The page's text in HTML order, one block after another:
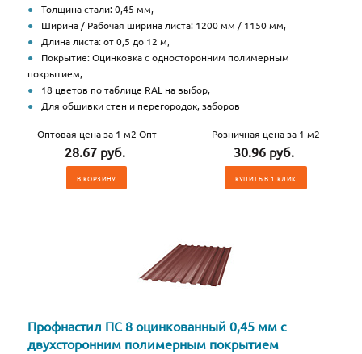
Толщина стали: 0,45 мм,
Ширина / Рабочая ширина листа: 1200 мм / 1150 мм,
Длина листа: от 0,5 до 12 м,
Покрытие: Оцинковка с односторонним полимерным
покрытием,
18 цветов по таблице RAL на выбор,
Для обшивки стен и перегородок, заборов
Оптовая цена за 1 м2 Опт
28.67 руб.
В КОРЗИНУ
Розничная цена за 1 м2
30.96 руб.
КУПИТЬ В 1 КЛИК
Профнастил ПС 8 оцинкованный 0,45 мм с
двухсторонним полимерным покрытием